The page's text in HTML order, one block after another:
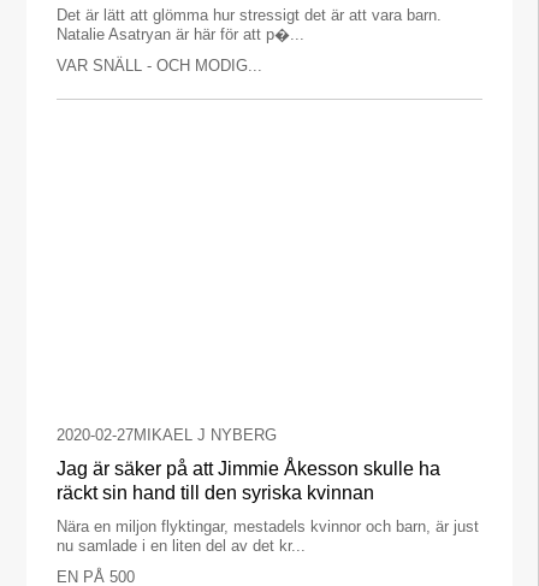
Det är lätt att glömma hur stressigt det är att vara barn.
Natalie Asatryan är här för att p�...
VAR SNÄLL - OCH MODIG...
2020-02-27MIKAEL J NYBERG
Jag är säker på att Jimmie Åkesson skulle ha
räckt sin hand till den syriska kvinnan
Nära en miljon flyktingar, mestadels kvinnor och barn, är just
nu samlade i en liten del av det kr...
EN PÅ 500